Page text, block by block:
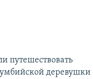
путешествовать
деревушки